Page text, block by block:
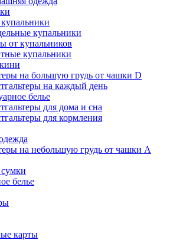
купальники
от купальников
купальники
на большую грудь от чашки D
на каждый день
белье
для дома и сна
для кормления
на небольшую грудь от чашки А
белье
карты